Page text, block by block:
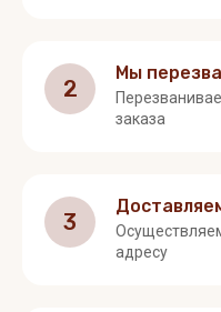
2
Мы
заказа
3
адресу